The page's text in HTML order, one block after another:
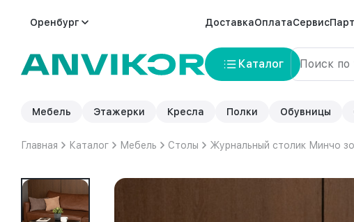
Оренбург ДоставкаОплатаСервис
Каталог
Мебель Этажерки Кресла Полки Обувницы
Главная Каталог Мебель Столы Журнальный столик Минчо